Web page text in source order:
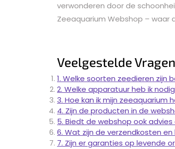
verwonderen door de
Zeeaquarium Webshop – waar
Veelgestelde
1. Welke soorten zeedieren zijn
2. Welke apparatuur heb ik
3. Hoe kan ik mijn zeeaquarium
4. Zijn de producten in de
5. Biedt de webshop ook
6. Wat zijn de verzendkosten
7. Zijn er garanties op levende